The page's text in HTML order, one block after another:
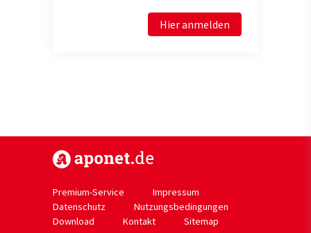
Hier anmelden
Premium-Service
Impressum
Datenschutz
Nutzungsbedingungen
Download
Kontakt Sitemap